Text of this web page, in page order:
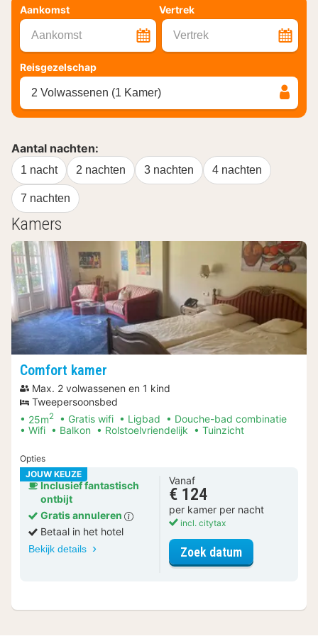
Aankomst Vertrek
Aankomst Vertrek
Reisgezelschap
2 Volwassenen (1 Kamer)
Aantal nachten:
1 nacht 2 nachten 3 nachten 4 nachten
7 nachten
Kamers
Comfort kamer
Max. 2 volwassenen en 1 kind
Tweepersoonsbed
25m2 Gratis wifi Ligbad
Douche-bad combinatie
Wifi
Balkon Rolstoelvriendelijk Tuinzicht
Opties
JOUW KEUZE
Inclusief fantastisch
ontbijt
Gratis annuleren
Betaal in het hotel
Bekijk details
Vanaf
€ 124
per kamer per nacht
incl. citytax
Zoek datumvoor Comfort